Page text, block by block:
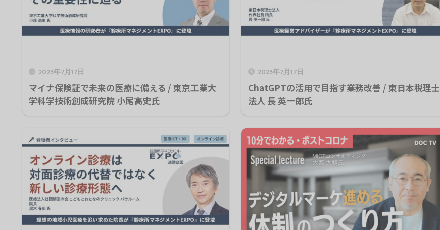
2023年7月17日
マイナ保険証で未来の医療に備える / 東京工業大
学科学技術創成研究院 小尾高史氏
2023年7月17日
ChatGPTの活用で目指す業務改善 / 東日本税理士
法人 長 英一郎氏